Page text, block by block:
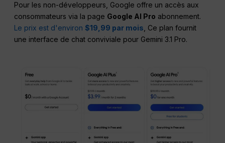
Pour les non-développeurs, Google offre un accès aux
consommateurs via la page Google AI Pro abonnement.
Le prix est d'environ$19,99 par mois , Ce plan fournit
une interface de chat conviviale pour Gemini 3.1 Pro.